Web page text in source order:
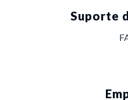
Suporte